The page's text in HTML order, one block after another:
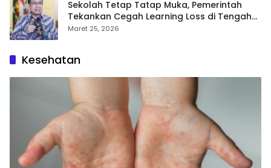
Sekolah Tetap Tatap Muka, Pemerintah
Tekankan Cegah Learning Loss di Tengah
Krisis Global
Maret 25, 2026
Kesehatan